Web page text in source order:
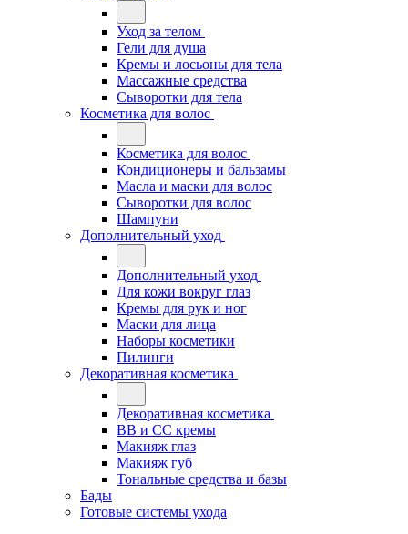
Уход за телом
Гели для душа
Кремы и лосьоны для тела
Массажные средства
Сыворотки для тела
Косметика для волос
Косметика для волос
Кондиционеры и бальзамы
Масла и маски для волос
Сыворотки для волос
Шампуни
Дополнительный уход
Дополнительный уход
Для кожи вокруг глаз
Кремы для рук и ног
Маски для лица
Наборы косметики
Пилинги
Декоративная косметика
Декоративная косметика
BB и СС кремы
Макияж глаз
Макияж губ
Тональные средства и базы
Бады
Готовые системы ухода